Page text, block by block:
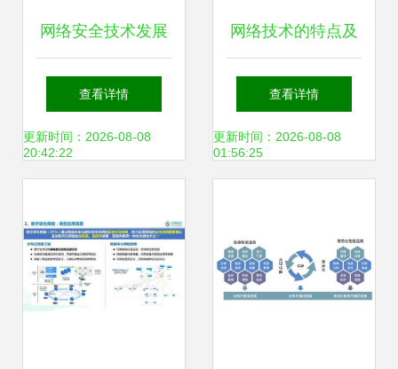
网络安全技术发展
方向与趋势研究 融
合、主动与智能化
查看详情
更新时间：2026-08-08
20:42:22
网络技术的特点及
其发展趋势
查看详情
更新时间：2026-08-08
01:56:25